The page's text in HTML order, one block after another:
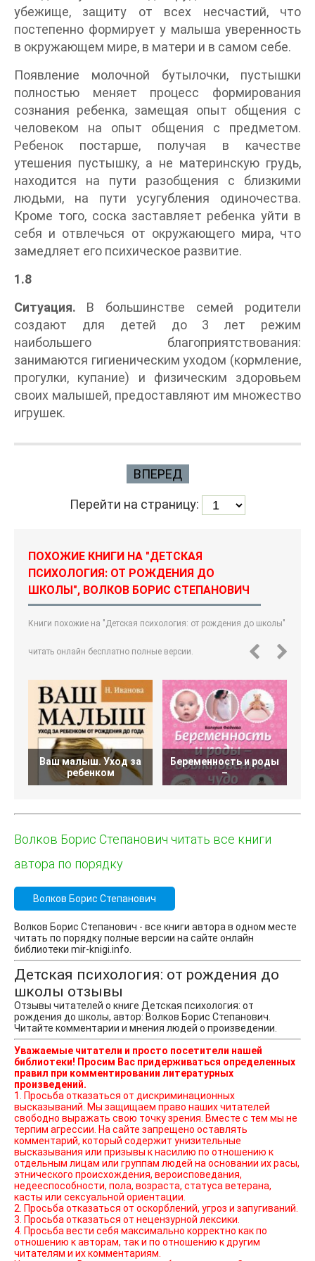
убежище, защиту от всех несчастий, что
постепенно формирует у малыша уверенность
в окружающем мире, в матери и в самом себе.
Появление молочной бутылочки, пустышки
полностью меняет процесс формирования
сознания ребенка, замещая опыт общения с
человеком на опыт общения с предметом.
Ребенок постарше, получая в качестве
утешения пустышку, а не материнскую грудь,
находится на пути разобщения с близкими
людьми, на пути усугубления одиночества.
Кроме того, соска заставляет ребенка уйти в
себя и отвлечься от окружающего мира, что
замедляет его психическое развитие.
1.8
Ситуация. В большинстве семей родители
создают для детей до 3 лет режим
наибольшего благоприятствования:
занимаются гигиеническим уходом (кормление,
прогулки, купание) и физическим здоровьем
своих малышей, предоставляют им множество
игрушек.
ВПЕРЕД
Перейти на страницу:
ПОХОЖИЕ КНИГИ НА "ДЕТСКАЯ
ПСИХОЛОГИЯ: ОТ РОЖДЕНИЯ ДО
ШКОЛЫ", ВОЛКОВ БОРИС СТЕПАНОВИЧ
Книги похожие на "Детская психология: от рождения до школы"
читать онлайн бесплатно полные версии.
Ваш малыш. Уход за
ребенком
Беременность и роды
–
Волков Борис Степанович читать все книги
автора по порядку
Волков Борис Степанович
Волков Борис Степанович - все книги автора в одном месте
читать по порядку полные версии на сайте онлайн
библиотеки mir-knigi.info.
Детская психология: от рождения до
школы отзывы
Отзывы читателей о книге Детская психология: от
рождения до школы, автор: Волков Борис Степанович.
Читайте комментарии и мнения людей о произведении.
Уважаемые читатели и просто посетители нашей
библиотеки! Просим Вас придерживаться определенных
правил при комментировании литературных
произведений.
1. Просьба отказаться от дискриминационных
высказываний. Мы защищаем право наших читателей
свободно выражать свою точку зрения. Вместе с тем мы не
терпим агрессии. На сайте запрещено оставлять
комментарий, который содержит унизительные
высказывания или призывы к насилию по отношению к
отдельным лицам или группам людей на основании их расы,
этнического происхождения, вероисповедания,
недееспособности, пола, возраста, статуса ветерана,
касты или сексуальной ориентации.
2. Просьба отказаться от оскорблений, угроз и запугиваний.
3. Просьба отказаться от нецензурной лексики.
4. Просьба вести себя максимально корректно как по
отношению к авторам, так и по отношению к другим
читателям и их комментариям.